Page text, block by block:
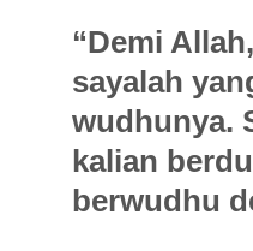
“Demi
sayalah
wudhunya.
kalian
berwudhu